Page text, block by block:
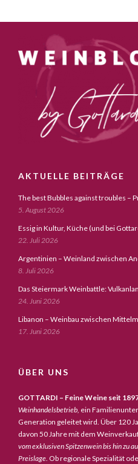
AKTUELLE BEITRÄGE
The best Bubbles against troubles –
5. August 2026
Essig in Kultur, Küche (und bei
22. Juli 2026
Argentinien – Weinland zwischen
8. Juli 2026
Das Steiermark Weinbattle:
24. Juni 2026
Libanon – Weinbau zwischen
17. Juni 2026
ÜBER UNS
GOTTARDI – Feine Weine seit
Weinhandelsbetrieb, ein
Generation geleitet wird. Über 120
davon 50 Jahre mit dem
vom exklusiven Spitzenwein bis hin zu
Preislage. Ob regionale Spezialität